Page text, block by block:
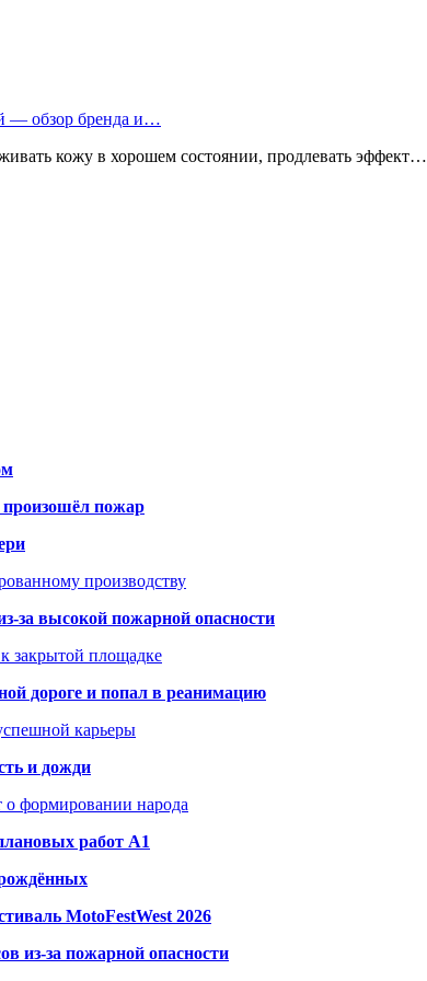
— обзор бренда и…
кожу в хорошем состоянии, продлевать эффект…
произошёл пожар
производству
за высокой пожарной опасности
закрытой площадке
дороге и попал в реанимацию
карьеры
и дожди
о формировании народа
работ A1
MotoFestWest 2026
из-за пожарной опасности